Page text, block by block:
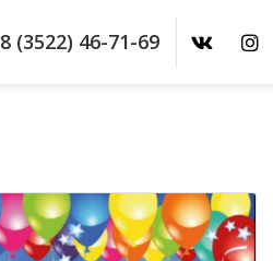
8 (3522) 46-71-69